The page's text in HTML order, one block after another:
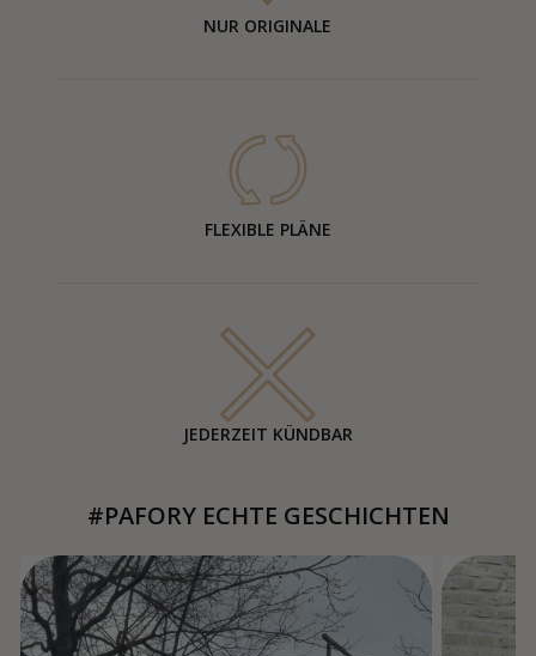
NUR ORIGINALE
FLEXIBLE PLÄNE
JEDERZEIT KÜNDBAR
#PAFORY ECHTE GESCHICHTEN